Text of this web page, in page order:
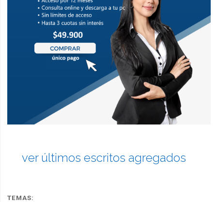
ver últimos escritos agregados
TEMAS: